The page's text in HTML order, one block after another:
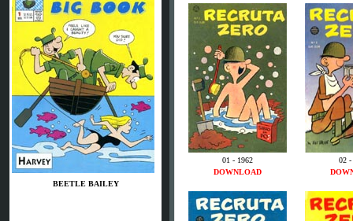
BEETLE BAILEY
01 - 1962
02 -
DOWNLOAD